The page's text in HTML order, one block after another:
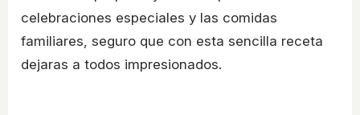
celebraciones especiales y las comidas
familiares, seguro que con esta sencilla receta
dejaras a todos impresionados.